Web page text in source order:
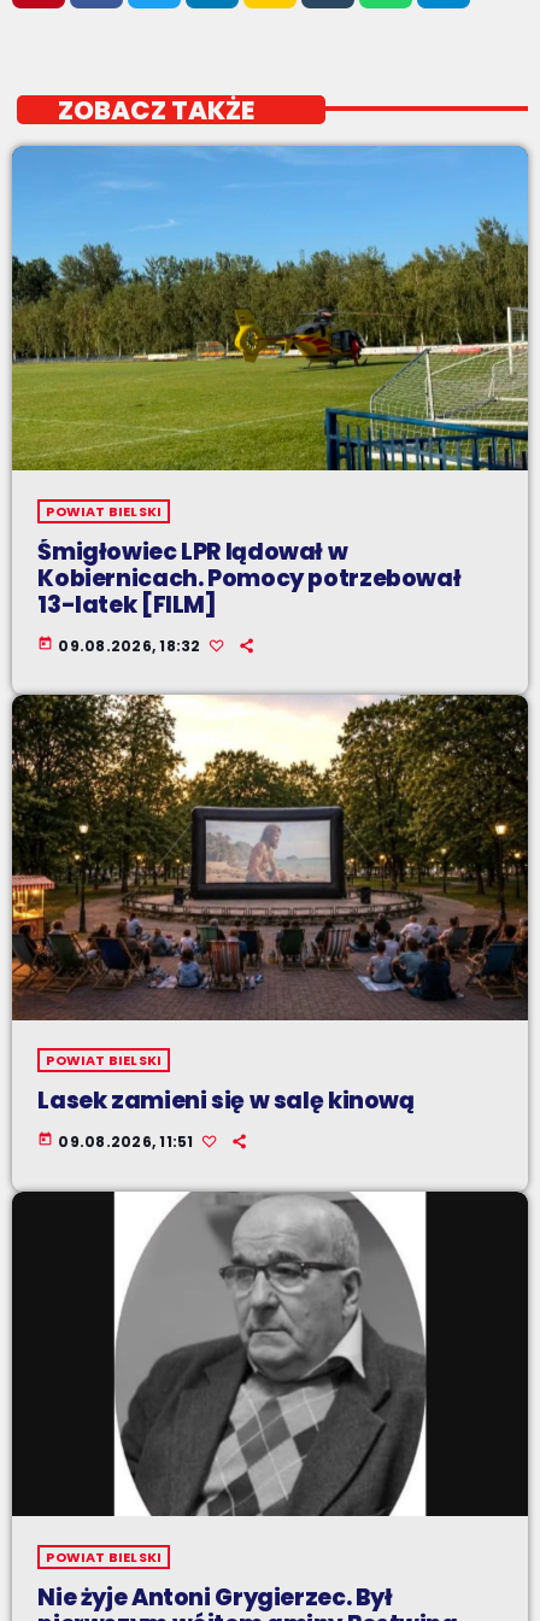
ZOBACZ TAKŻE
POWIAT BIELSKI
Śmigłowiec LPR lądował w
Kobiernicach. Pomocy potrzebował
13-latek [FILM]
today 09.08.2026, 18:32
POWIAT BIELSKI
Lasek zamieni się w salę kinową
today 09.08.2026, 11:51
POWIAT BIELSKI
Nie żyje Antoni Grygierzec. Był